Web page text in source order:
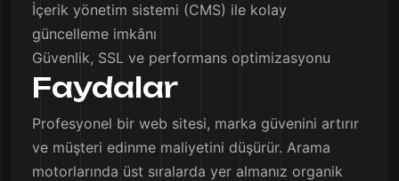
İçerik yönetim sistemi (CMS) ile kolay
güncelleme imkânı
Güvenlik, SSL ve performans optimizasyonu
Faydalar
Profesyonel bir web sitesi, marka güvenini artırır
ve müşteri edinme maliyetini düşürür. Arama
motorlarında üst sıralarda yer almanız organik